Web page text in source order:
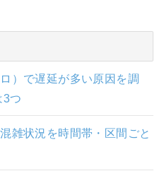
）で遅延が多い原因を調
3つ
雑状況を時間帯・区間ごと